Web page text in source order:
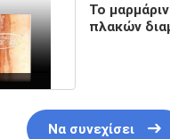
Το
πλακών
Να συνεχίσει